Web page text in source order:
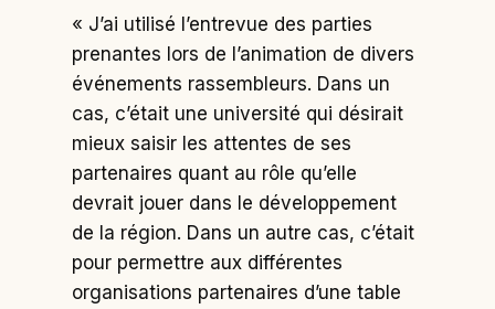
« J’ai utilisé l’entrevue des parties
prenantes lors de l’animation de divers
événements rassembleurs. Dans un
cas, c’était une université qui désirait
mieux saisir les attentes de ses
partenaires quant au rôle qu’elle
devrait jouer dans le développement
de la région. Dans un autre cas, c’était
pour permettre aux différentes
organisations partenaires d’une table